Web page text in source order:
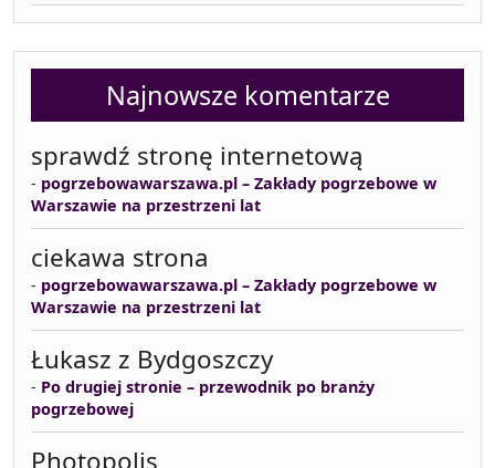
Najnowsze komentarze
sprawdź stronę internetową
- pogrzebowawarszawa.pl – Zakłady pogrzebowe w
Warszawie na przestrzeni lat
ciekawa strona
- pogrzebowawarszawa.pl – Zakłady pogrzebowe w
Warszawie na przestrzeni lat
Łukasz z Bydgoszczy
- Po drugiej stronie – przewodnik po branży
pogrzebowej
Photopolis